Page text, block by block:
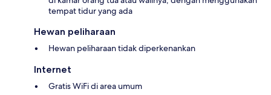
tempat tidur yang ada
Hewan peliharaan
Hewan peliharaan tidak diperkenankan
Internet
Gratis WiFi di area umum